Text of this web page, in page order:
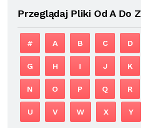
Przeglądaj Pliki Od A Do Z
# A B C D
G H I J K
N O P Q R
U V W X Y